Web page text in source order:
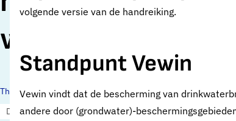
waterdoelen
Thema's:
Drinkwaterbronnen
Drinkwaterbronnen en landbouw
volgende versie van de handreiking.
Standpunt Vewin
Vewin vindt dat de bescherming van
andere door (grondwater)-